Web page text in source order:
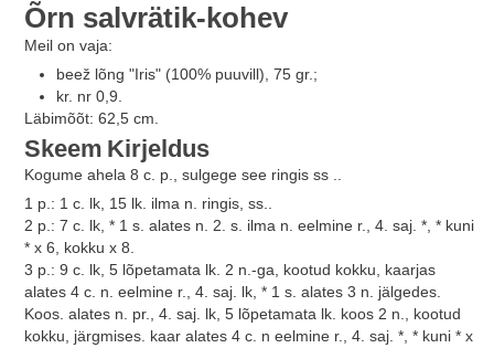
Õrn salvrätik-kohev
Meil on vaja:
beež lõng "Iris" (100% puuvill), 75 gr.;
kr. nr 0,9.
Läbimõõt: 62,5 cm.
Skeem Kirjeldus
Kogume ahela 8 c. p., sulgege see ringis ss ..
1 p.: 1 c. lk, 15 lk. ilma n. ringis, ss..
2 p.: 7 c. lk, * 1 s. alates n. 2. s. ilma n. eelmine r., 4. saj. *, * kuni
* x 6, kokku x 8.
3 p.: 9 c. lk, 5 lõpetamata lk. 2 n.-ga, kootud kokku, kaarjas
alates 4 c. n. eelmine r., 4. saj. lk, * 1 s. alates 3 n. jälgedes.
Koos. alates n. pr., 4. saj. lk, 5 lõpetamata lk. koos 2 n., kootud
kokku, järgmises. kaar alates 4 c. n eelmine r., 4. saj. *, * kuni * x